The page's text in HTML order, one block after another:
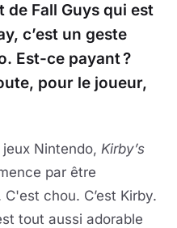
de Fall Guys qui est
c’est un geste
Est-ce payant ?
pour le joueur,
Nintendo, Kirby’s
par être
chou. C’est Kirby.
tout aussi adorable